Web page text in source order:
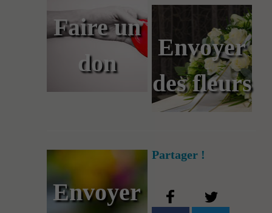
Faire un
don
Envoyer
des fleurs
Envoyer
Partager !